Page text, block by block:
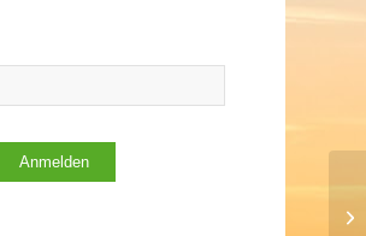
Anmelden